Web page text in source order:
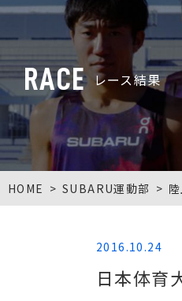
RACE レース結果
HOME SUBARU運動部
2016.10.24
日本体育